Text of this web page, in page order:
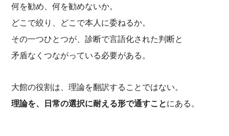
何を勧め、何を勧めないか。
どこで絞り、どこで本人に委ねるか。
その一つひとつが、診断で言語化された判断と
矛盾なくつながっている必要がある。
大館の役割は、理論を翻訳することではない。
理論を、日常の選択に耐える形で通すことにある。